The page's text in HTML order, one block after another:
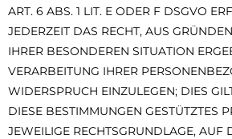
ART. 6 ABS. 1 LIT. E ODER F DSGVO
JEDERZEIT DAS RECHT, AUS
IHRER BESONDEREN SITUATION
VERARBEITUNG IHRER
WIDERSPRUCH EINZULEGEN; DIES
DIESE BESTIMMUNGEN GESTÜTZTES
JEWEILIGE RECHTSGRUNDLAGE, AUF